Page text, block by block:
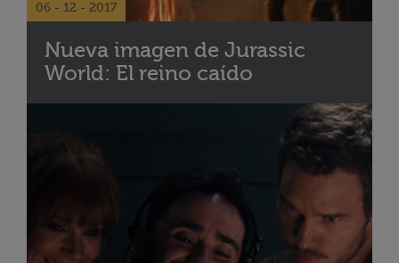
06 - 12 - 2017
Nueva imagen de Jurassic
World: El reino caído